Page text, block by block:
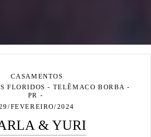
CASAMENTOS
FLORIDOS - TELÊMACO BORBA -
PR
FEVEREIRO/2024
& YURI